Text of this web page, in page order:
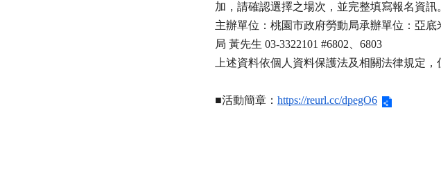
加，請確認選擇之場次，並完整填寫報名資訊
主辦單位：桃園市政府勞動局承辦單位：亞底
局 黃先生 03-3322101 #6802、6803
上述資料依個人資料保護法及相關法律規定
■活動簡章： https://reurl.cc/dpegO6